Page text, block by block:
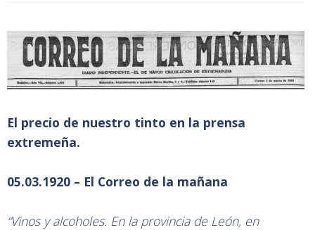
El precio de nuestro tinto en la prensa
extremeña.
05.03.1920 – El Correo de la mañana
“Vinos y alcoholes. En la provincia de León, en